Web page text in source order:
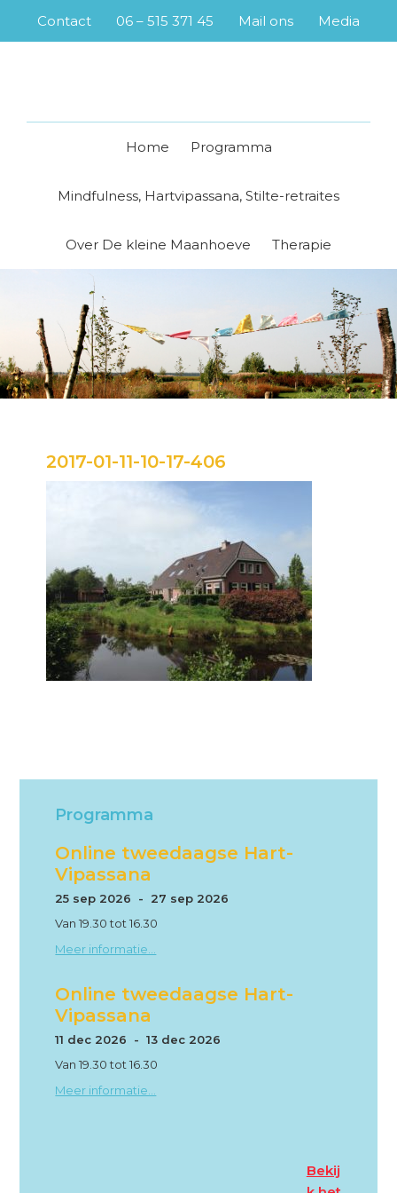
primary
main
primary
footer
Contact 06 – 515 371 45 Mail ons Media
Home Programma
Mindfulness, Hartvipassana, Stilte-retraites
Over De kleine Maanhoeve Therapie
2017-01-11-10-17-406
Primary
Sidebar
Programma
Online tweedaagse Hart-
Vipassana
25 sep 2026 - 27 sep 2026
Van 19.30 tot 16.30
Meer informatie...
Online tweedaagse Hart-
Vipassana
11 dec 2026 - 13 dec 2026
Van 19.30 tot 16.30
Meer informatie...
Bekij